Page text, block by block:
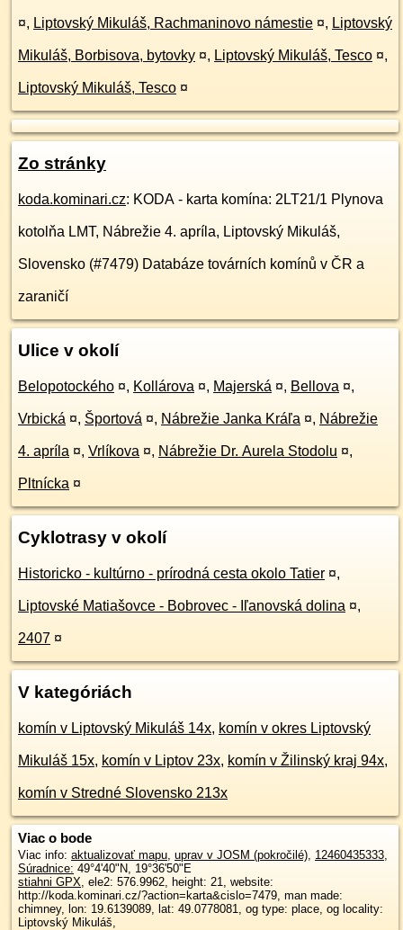
¤, Liptovský Mikuláš, Rachmaninovo námestie ¤, Liptovský
Mikuláš, Borbisova, bytovky ¤, Liptovský Mikuláš, Tesco ¤,
Liptovský Mikuláš, Tesco ¤
Zo stránky
koda.kominari.cz: KODA - karta komína: 2LT21/1 Plynova
kotolňa LMT, Nábrežie 4. apríla, Liptovský Mikuláš,
Slovensko (#7479) Databáze továrních komínů v ČR a
zaraničí
Ulice v okolí
Belopotockého ¤, Kollárova ¤, Majerská ¤, Bellova ¤,
Vrbická ¤, Športová ¤, Nábrežie Janka Kráľa ¤, Nábrežie
4. apríla ¤, Vrlíkova ¤, Nábrežie Dr. Aurela Stodolu ¤,
Pltnícka ¤
Cyklotrasy v okolí
Historicko - kultúrno - prírodná cesta okolo Tatier ¤,
Liptovské Matiašovce - Bobrovec - Iľanovská dolina ¤,
2407 ¤
V kategóriách
komín v Liptovský Mikuláš 14x, komín v okres Liptovský
Mikuláš 15x, komín v Liptov 23x, komín v Žilinský kraj 94x,
komín v Stredné Slovensko 213x
Viac o bode
Viac info: aktualizovať mapu, uprav v JOSM (pokročilé), 12460435333,
Súradnice: 49°4'40"N, 19°36'50"E
stiahni GPX, ele2: 576.9962, height: 21, website:
http://koda.kominari.cz/?action=karta&cislo=7479, man made:
chimney, lon: 19.6139089, lat: 49.0778081, og type: place, og locality:
Liptovský Mikuláš,